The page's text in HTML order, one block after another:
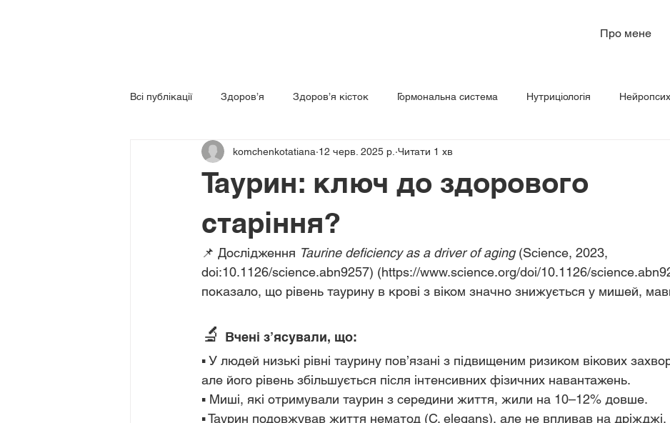
Про мене
Всі публікації Здоров’я Здоров’я кісток Гормональна система Нутриціологія
Функціональна медицина Харчування Пептиди
Таурин: ключ до здорового
старіння?
komchenkotatiana 12 черв. 2025 р. Читати 1 хв
📌 Дослідження Taurine deficiency as a driver of aging (Science, 2023,
doi:10.1126/science.abn9257) (https://www.science.org/doi/10.1126/
показало, що рівень таурину в крові з віком значно знижується у мишей,
🔬
Вчені з’ясували, що:
▪️ У людей низькі рівні таурину пов’язані з підвищеним ризиком вікових
але його рівень збільшується після інтенсивних фізичних навантажень.
▪️ Миші, які отримували таурин з середини життя, жили на 10–12% довше.
▪️ Таурин подовжував життя нематод (C. elegans), але не впливав на